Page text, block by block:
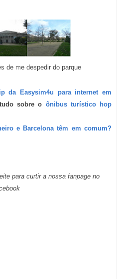
de me despedir do parque
da Easysim4u para internet em
tudo sobre o ônibus turístico hop
e Barcelona têm em comum?
para curtir a nossa fanpage no